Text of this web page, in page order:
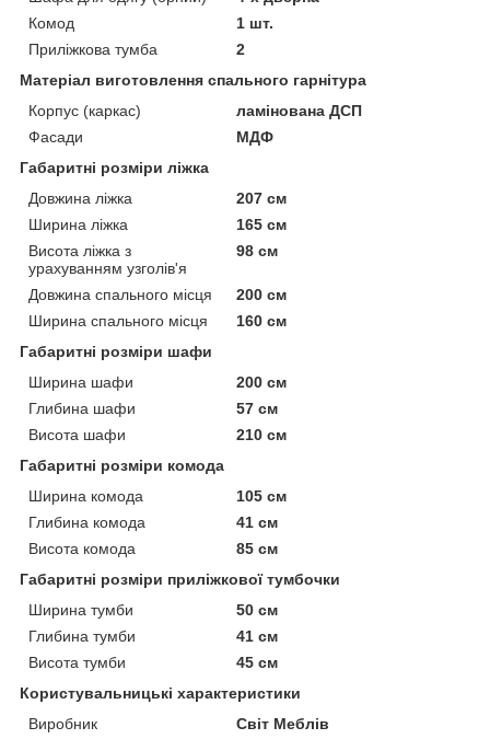
Комод
1 шт.
Приліжкова тумба
2
Матеріал виготовлення спального гарнітура
Корпус (каркас)
ламінована ДСП
Фасади
МДФ
Габаритні розміри ліжка
Довжина ліжка
207 см
Ширина ліжка
165 см
Висота ліжка з
урахуванням узголів'я
98 см
Довжина спального місця
200 см
Ширина спального місця
160 см
Габаритні розміри шафи
Ширина шафи
200 см
Глибина шафи
57 см
Висота шафи
210 см
Габаритні розміри комода
Ширина комода
105 см
Глибина комода
41 см
Висота комода
85 см
Габаритні розміри приліжкової тумбочки
Ширина тумби
50 см
Глибина тумби
41 см
Висота тумби
45 см
Користувальницькі характеристики
Виробник
Світ Меблів